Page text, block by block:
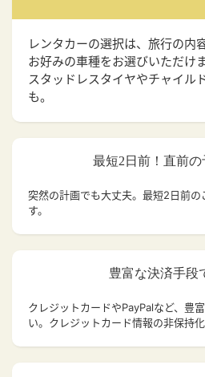
レンタカーの選択は、旅行の内
お好みの車種をお選びいただけま
スタッドレスタイヤやチャイル
も。
最短2日前！直前
突然の計画でも大丈夫。 最短2日前の
す。
豊富な決済手段
クレジットカードやPayPalなど、豊
い。クレジットカード情報の非保持化